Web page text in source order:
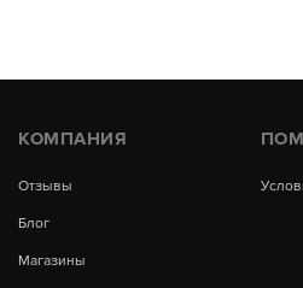
КОМПАНИЯ
Отзывы
Блог
Магазины